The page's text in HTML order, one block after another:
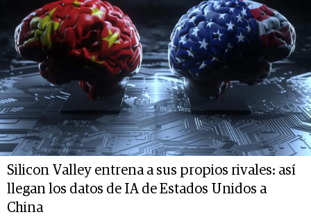
Silicon Valley entrena a sus propios rivales: así
llegan los datos de IA de Estados Unidos a
China